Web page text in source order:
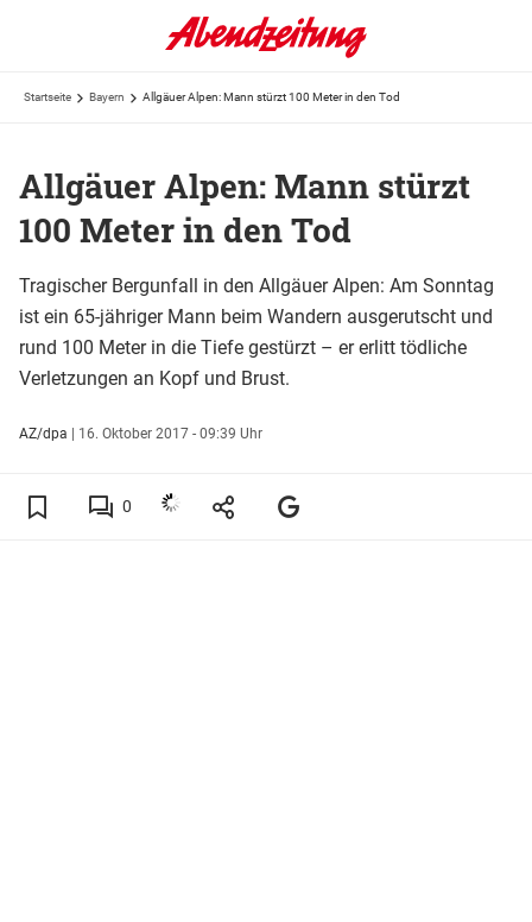
Startseite Bayern Allgäuer Alpen: Mann stürzt 100 Meter in den Tod
Allgäuer Alpen: Mann stürzt
100 Meter in den Tod
Tragischer Bergunfall in den Allgäuer Alpen: Am Sonntag
ist ein 65-jähriger Mann beim Wandern ausgerutscht und
rund 100 Meter in die Tiefe gestürzt – er erlitt tödliche
Verletzungen an Kopf und Brust.
AZ/dpa | 16. Oktober 2017 - 09:39 Uhr
0